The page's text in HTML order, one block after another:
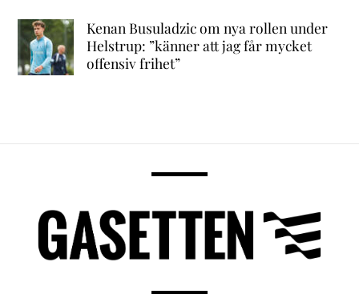
Kenan Busuladzic om nya rollen under
Helstrup: ”känner att jag får mycket
offensiv frihet”